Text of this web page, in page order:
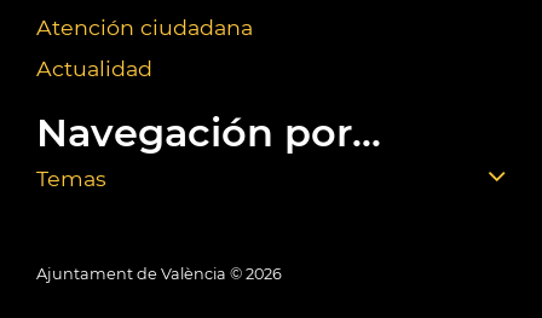
Atención ciudadana
Actualidad
Navegación por...
Temas
Ajuntament de València © 2026